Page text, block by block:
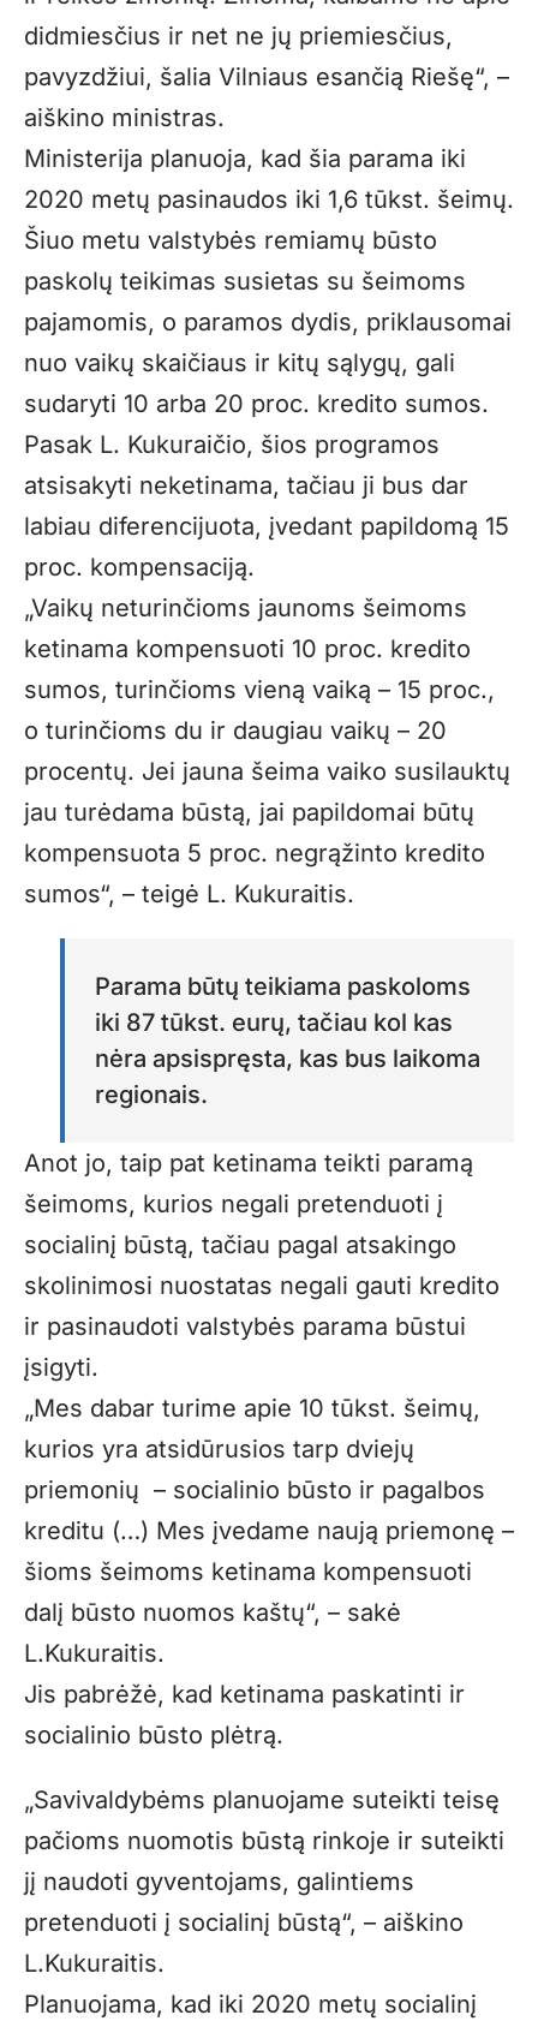
didmiesčius ir net ne jų priemiesčius,
pavyzdžiui, šalia Vilniaus esančią Riešę“, –
aiškino ministras.
Ministerija planuoja, kad šia parama iki
2020 metų pasinaudos iki 1,6 tūkst. šeimų.
Šiuo metu valstybės remiamų būsto
paskolų teikimas susietas su šeimoms
pajamomis, o paramos dydis, priklausomai
nuo vaikų skaičiaus ir kitų sąlygų, gali
sudaryti 10 arba 20 proc. kredito sumos.
Pasak L. Kukuraičio, šios programos
atsisakyti neketinama, tačiau ji bus dar
labiau diferencijuota, įvedant papildomą 15
proc. kompensaciją.
„Vaikų neturinčioms jaunoms šeimoms
ketinama kompensuoti 10 proc. kredito
sumos, turinčioms vieną vaiką – 15 proc.,
o turinčioms du ir daugiau vaikų – 20
procentų. Jei jauna šeima vaiko susilauktų
jau turėdama būstą, jai papildomai būtų
kompensuota 5 proc. negrąžinto kredito
sumos“, – teigė L. Kukuraitis.
Parama būtų teikiama paskoloms
iki 87 tūkst. eurų, tačiau kol kas
nėra apsispręsta, kas bus laikoma
regionais.
Anot jo, taip pat ketinama teikti paramą
šeimoms, kurios negali pretenduoti į
socialinį būstą, tačiau pagal atsakingo
skolinimosi nuostatas negali gauti kredito
ir pasinaudoti valstybės parama būstui
įsigyti.
„Mes dabar turime apie 10 tūkst. šeimų,
kurios yra atsidūrusios tarp dviejų
priemonių – socialinio būsto ir pagalbos
kreditu (…) Mes įvedame naują priemonę –
šioms šeimoms ketinama kompensuoti
dalį būsto nuomos kaštų“, – sakė
L.Kukuraitis.
Jis pabrėžė, kad ketinama paskatinti ir
socialinio būsto plėtrą.
„Savivaldybėms planuojame suteikti teisę
pačioms nuomotis būstą rinkoje ir suteikti
jį naudoti gyventojams, galintiems
pretenduoti į socialinį būstą“, – aiškino
L.Kukuraitis.
Planuojama, kad iki 2020 metų socialinį